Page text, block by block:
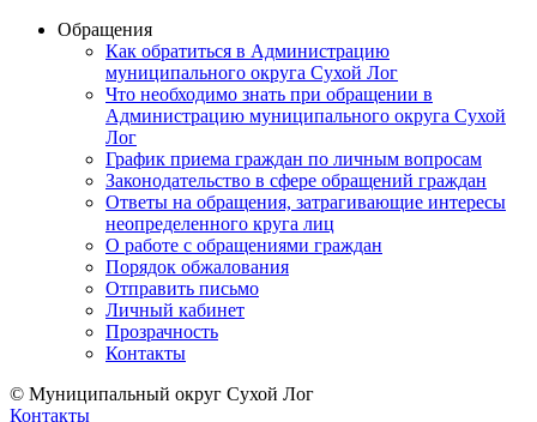
Обращения
Как обратиться в Администрацию
муниципального округа Сухой Лог
Что необходимо знать при обращении в
Администрацию муниципального округа Сухой
Лог
График приема граждан по личным вопросам
Законодательство в сфере обращений граждан
Ответы на обращения, затрагивающие интересы
неопределенного круга лиц
О работе с обращениями граждан
Порядок обжалования
Отправить письмо
Личный кабинет
Прозрачность
Контакты
© Муниципальный округ Сухой Лог
Контакты